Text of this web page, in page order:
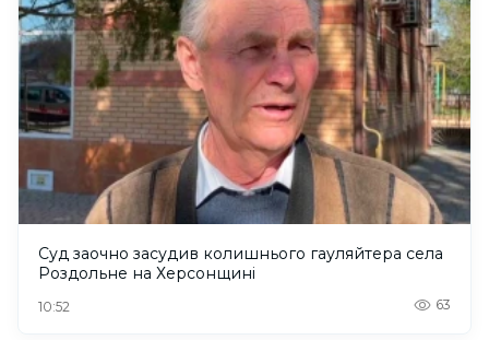
Суд заочно засудив колишнього гауляйтера села
Роздольне на Херсонщині
10:52 63